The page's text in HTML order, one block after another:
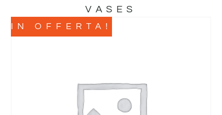
VASES
IN OFFERTA!